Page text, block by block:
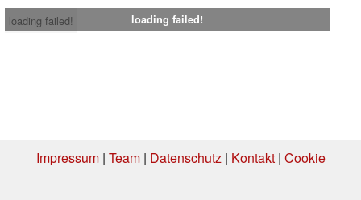
loading failed!
loading failed!
Impressum| Team| Datenschutz| Kontakt| Cookie